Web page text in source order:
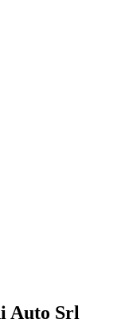
Auto Srl